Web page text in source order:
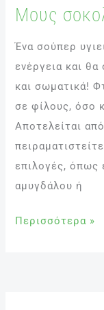
Μους
Ένα σούπερ
ενέργεια και
και σωματικά!
σε φίλους, όσο
Αποτελείται
επιλογές, όπως
αμυγδάλου ή
Περισσότερα »